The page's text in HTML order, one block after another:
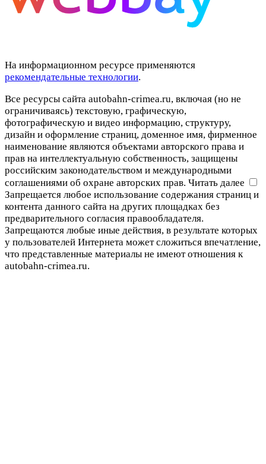
На информационном ресурсе применяются
рекомендательные технологии.
Все ресурсы сайта autobahn-crimea.ru, включая (но не
ограничиваясь) текстовую, графическую,
фотографическую и видео информацию, структуру,
дизайн и оформление страниц, доменное имя, фирменное
наименование являются объектами авторского права и
прав на интеллектуальную собственность, защищены
российским законодательством и международными
соглашениями об охране авторских прав. Читать далее
Запрещается любое использование содержания страниц и
контента данного сайта на других площадках без
предварительного согласия правообладателя.
Запрещаются любые иные действия, в результате которых
у пользователей Интернета может сложиться впечатление,
что представленные материалы не имеют отношения к
autobahn-crimea.ru.